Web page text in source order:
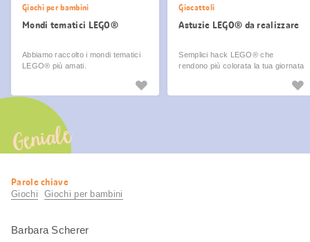
Giochi per bambini
Mondi tematici LEGO®
Abbiamo raccolto i mondi tematici
LEGO® più amati.
Giocattoli
Astuzie LEGO® da realizzare
Semplici hack LEGO® che
rendono più colorata la tua giornata
Geniale
Informazioni
utili
Parole chiave
Giochi Giochi per bambini
Barbara Scherer